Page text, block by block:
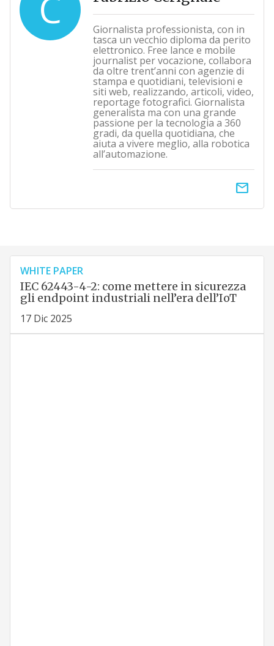
Giornalista professionista, con in
tasca un vecchio diploma da perito
elettronico. Free lance e mobile
journalist per vocazione, collabora
da oltre trent’anni con agenzie di
stampa e quotidiani, televisioni e
siti web, realizzando, articoli, video,
reportage fotografici. Giornalista
generalista ma con una grande
passione per la tecnologia a 360
gradi, da quella quotidiana, che
aiuta a vivere meglio, alla robotica
all’automazione.
email
WHITE PAPER
IEC 62443-4-2: come mettere in sicurezza
gli endpoint industriali nell’era dell’IoT
17 Dic 2025